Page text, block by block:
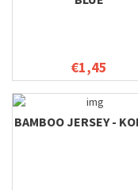
€1,45
BAMBOO JERSEY -